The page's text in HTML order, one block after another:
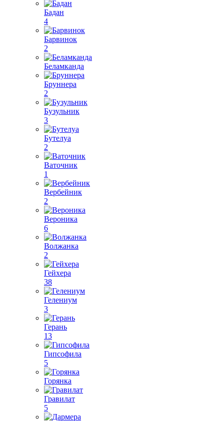
Бадан
4
Барвинок
2
Беламканда
Бруннера
2
Бузульник
3
Бутелуа
2
Ваточник
1
Вербейник
2
Вероника
6
Волжанка
2
Гейхера
38
Гелениум
3
Герань
13
Гипсофила
5
Горянка
Гравилат
5